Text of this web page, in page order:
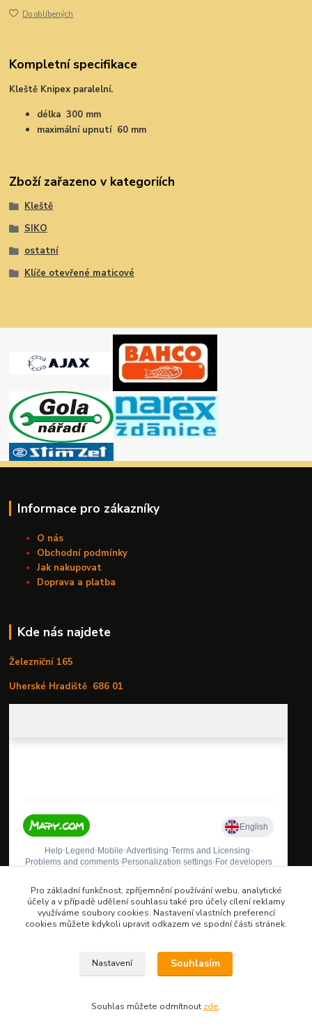
Do oblíbených
Kompletní specifikace
Kleště Knipex paralelní.
délka 300 mm
maximální upnutí 60 mm
Zboží zařazeno v kategoriích
Kleště
SIKO
ostatní
Klíče otevřené maticové
Informace pro zákazníky
O nás
Obchodní podmínky
Jak nakupovat
Doprava a platba
Kde nás najdete
Železniční 165
Uherské Hradiště 686 01
Bity šroubovací
Pilové kotouče
Pro základní funkčnost, zpříjemnění používání webu, analytické
účely a v případě udělení souhlasu také pro účely cílení reklamy
využíváme soubory cookies. Nastavení vlastních preferencí
cookies můžete kdykoli upravit odkazem ve spodní části stránek.
Nastavení Souhlasím
Souhlas můžete odmítnout zde.